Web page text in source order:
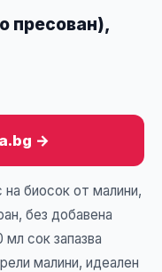
пресован),
→
биосок от малини,
без добавена
сок запазва
малини, идеален